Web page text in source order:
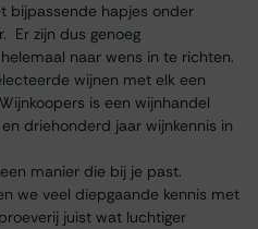
bijpassende hapjes onder
Er zijn dus genoeg
naar wens in te richten.
wijnen met elk een
is een wijnhandel
driehonderd jaar wijnkennis in
manier die bij je past.
we veel diepgaande kennis met
juist wat luchtiger